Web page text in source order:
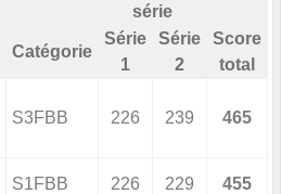
série
Catégorie
Série
1
Série
2
Score
total
S3FBB 226 239 465
S1FBB 226 229 455